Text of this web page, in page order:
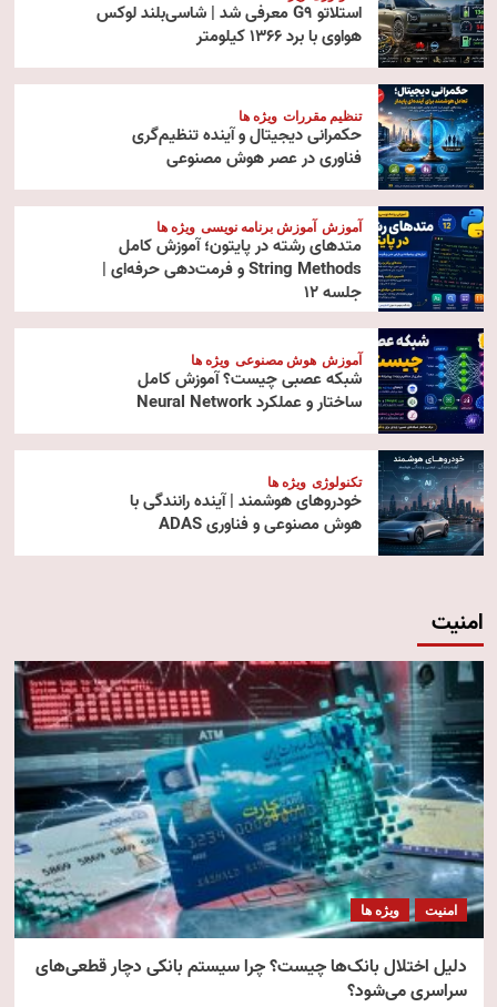
استلاتو G9 معرفی شد | شاسی‌بلند لوکس
هواوی با برد ۱۳۶۶ کیلومتر
تنظیم مقررات ویژه ها
حکمرانی دیجیتال و آینده تنظیم‌گری
فناوری در عصر هوش مصنوعی
آموزش آموزش برنامه نویسی ویژه ها
متدهای رشته در پایتون؛ آموزش کامل
String Methods و فرمت‌دهی حرفه‌ای |
جلسه ۱۲
آموزش هوش مصنوعی ویژه ها
شبکه عصبی چیست؟ آموزش کامل
ساختار و عملکرد Neural Network
تکنولوژی ویژه ها
خودروهای هوشمند | آینده رانندگی با
هوش مصنوعی و فناوری ADAS
امنیت
امنیت ویژه ها
دلیل اختلال بانک‌ها چیست؟ چرا سیستم بانکی دچار قطعی‌های
سراسری می‌شود؟